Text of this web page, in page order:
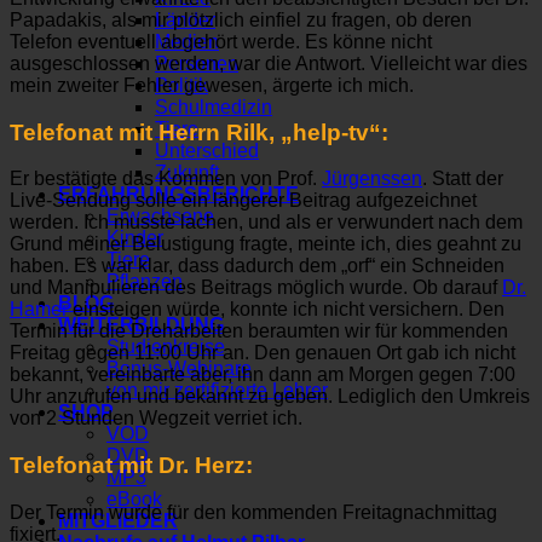
Länder
Medien
Personen
Politik
Schulmedizin
Tiere
Unterschied
Zukunft
ERFAHRUNGSBERICHTE
Erwachsene
Kinder
Tiere
Pflanzen
BLOG
WEITERBILDUNG
Studienkreise
Bonus-Webinare
von mir zertifizierte Lehrer
SHOP
VOD
DVD
MP3
eBook
MITGLIEDER
Papadakis, als mir plötzlich einfiel zu fragen, ob deren
Telefon eventuell abgehört werde. Es könne nicht
ausgeschlossen werden, war die Antwort. Vielleicht war dies
mein zweiter Fehler gewesen, ärgerte ich mich.
Telefonat mit Herrn Rilk, „help-tv“:
Er bestätigte das Kommen von Prof. Jürgenssen. Statt der
Live-Sendung solle ein längerer Beitrag aufgezeichnet
werden. Ich musste lachen, und als er verwundert nach dem
Grund meiner Belustigung fragte, meinte ich, dies geahnt zu
haben. Es war klar, dass dadurch dem „orf“ ein Schneiden
und Manipulieren des Beitrags möglich wurde. Ob darauf Dr.
Hamereinsteigen würde, konnte ich nicht versichern. Den
Termin für die Dreharbeiten beraumten wir für kommenden
Freitag gegen 11:00 Uhr an. Den genauen Ort gab ich nicht
bekannt, vereinbarte aber, ihn dann am Morgen gegen 7:00
Uhr anzurufen und bekannt zu geben. Lediglich den Umkreis
von 2 Stunden Wegzeit verriet ich.
Telefonat mit Dr. Herz:
Der Termin wurde für den kommenden Freitagnachmittag
fixiert.